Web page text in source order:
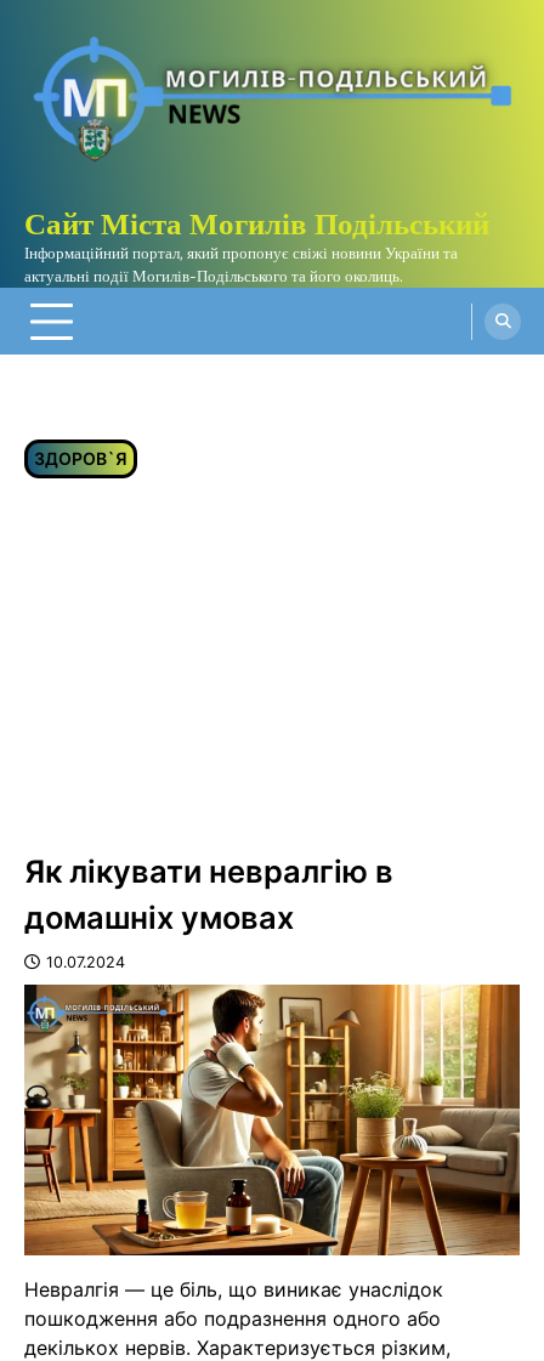
вмісту
Сайт Міста Могилів Подільський
Інформаційний портал, який пропонує свіжі новини України та
актуальні події Могилів-Подільського та його околиць.
ЗДОРОВ`Я
Як лікувати невралгію в
домашніх умовах
10.07.2024
Невралгія — це біль, що виникає унаслідок
пошкодження або подразнення одного або
декількох нервів. Характеризується різким,